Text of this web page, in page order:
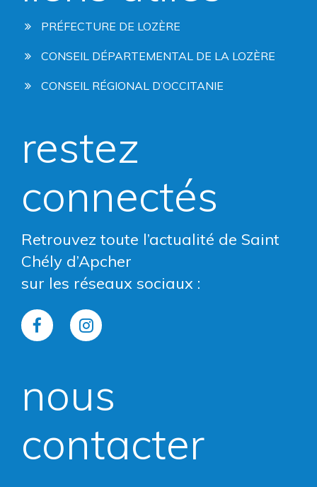
PRÉFECTURE DE LOZÈRE
CONSEIL DÉPARTEMENTAL DE LA LOZÈRE
CONSEIL RÉGIONAL D’OCCITANIE
restez
connectés
Retrouvez toute l’actualité de Saint
Chély d’Apcher
sur les réseaux sociaux :
Lien
le
Facebook
Lien
le
Instagram
nous
contacter